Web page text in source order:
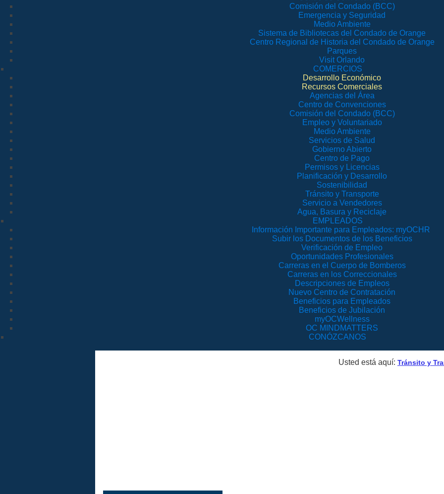
Comisión del Condado (BCC)
Emergencia y Seguridad
Medio Ambiente
Sistema de Bibliotecas del Condado de Orange
Centro Regional de Historia del Condado de Orange
Parques
Visit Orlando
COMERCIOS
Desarrollo Económico
Recursos Comerciales
Agencias del Área
Centro de Convenciones
Comisión del Condado (BCC)
Empleo y Voluntariado
Medio Ambiente
Servicios de Salud
Gobierno Abierto
Centro de Pago
Permisos y Licencias
Planificación y Desarrollo
Sostenibilidad
Tránsito y Transporte
Servicio a Vendedores
Agua, Basura y Reciclaje
EMPLEADOS
Información Importante para Empleados: myOCHR
Subir los Documentos de los Beneficios
Verificación de Empleo
Oportunidades Profesionales
Carreras en el Cuerpo de Bomberos
Carreras en los Correccionales
Descripciones de Empleos
Nuevo Centro de Contratación
Beneficios para Empleados
Beneficios de Jubilación
myOCWellness
OC MINDMATTERS
CONÓZCANOS
Usted está aquí: Tránsito y